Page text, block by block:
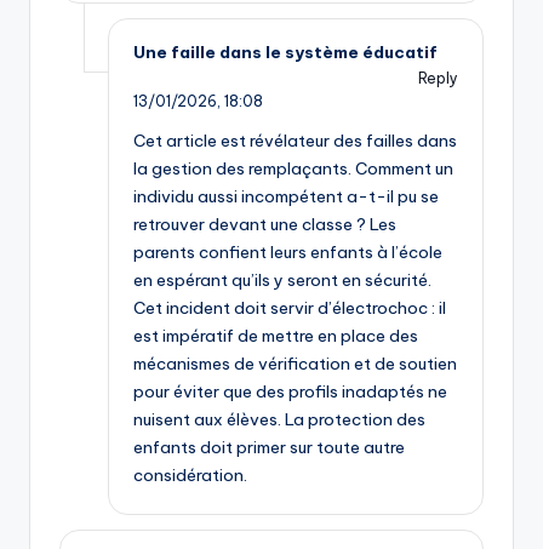
Une faille dans le système éducatif
Reply
13/01/2026, 18:08
Cet article est révélateur des failles dans
la gestion des remplaçants. Comment un
individu aussi incompétent a-t-il pu se
retrouver devant une classe ? Les
parents confient leurs enfants à l’école
en espérant qu’ils y seront en sécurité.
Cet incident doit servir d’électrochoc : il
est impératif de mettre en place des
mécanismes de vérification et de soutien
pour éviter que des profils inadaptés ne
nuisent aux élèves. La protection des
enfants doit primer sur toute autre
considération.